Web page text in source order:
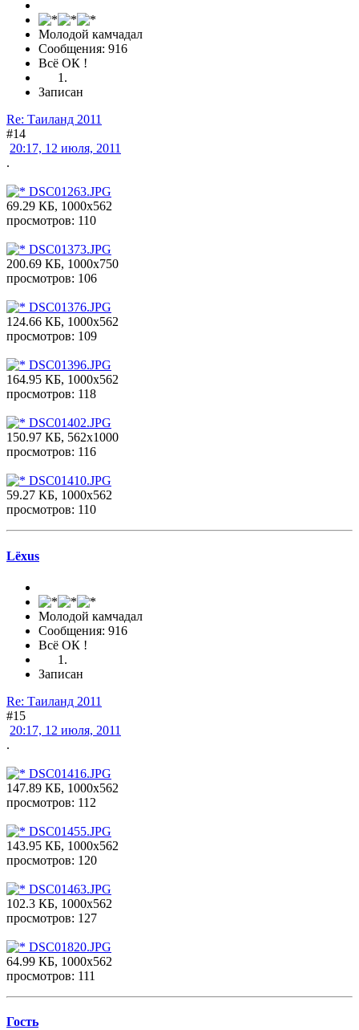
Молодой камчадал
Сообщения: 916
Всё ОК !
Записан
Re: Таиланд 2011
#14
20:17, 12 июля, 2011
.
DSC01263.JPG
69.29 КБ, 1000x562
просмотров: 110
DSC01373.JPG
200.69 КБ, 1000x750
просмотров: 106
DSC01376.JPG
124.66 КБ, 1000x562
просмотров: 109
DSC01396.JPG
164.95 КБ, 1000x562
просмотров: 118
DSC01402.JPG
150.97 КБ, 562x1000
просмотров: 116
DSC01410.JPG
59.27 КБ, 1000x562
просмотров: 110
Lёxus
Молодой камчадал
Сообщения: 916
Всё ОК !
Записан
Re: Таиланд 2011
#15
20:17, 12 июля, 2011
.
DSC01416.JPG
147.89 КБ, 1000x562
просмотров: 112
DSC01455.JPG
143.95 КБ, 1000x562
просмотров: 120
DSC01463.JPG
102.3 КБ, 1000x562
просмотров: 127
DSC01820.JPG
64.99 КБ, 1000x562
просмотров: 111
Гоcть